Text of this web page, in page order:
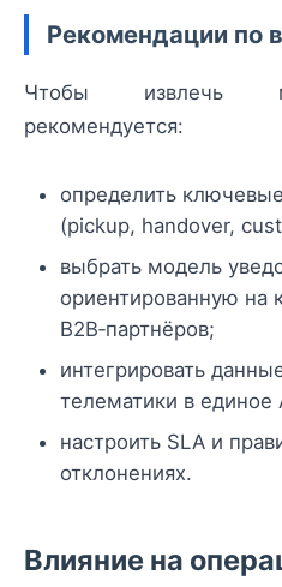
Рекомендации по
Чтобы извлечь
рекомендуется:
определить
(pickup, handover,
выбрать модель
ориентированную на
B2B‑партнёров;
интегрировать
телематики в единое
настроить SLA и
отклонениях.
Влияние на